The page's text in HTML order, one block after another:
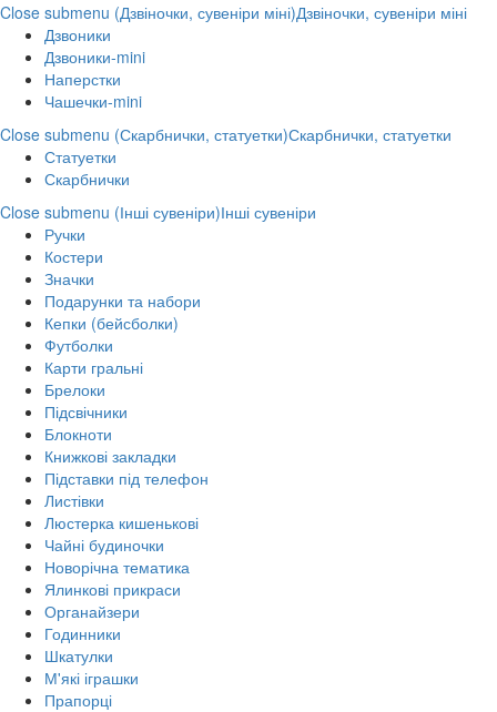
Close submenu (Дзвіночки, сувеніри міні)Дзвіночки, сувеніри міні
Дзвоники
Дзвоники-mini
Наперстки
Чашечки-mini
Close submenu (Скарбнички, статуетки)Скарбнички, статуетки
Статуетки
Скарбнички
Close submenu (Інші сувеніри)Інші сувеніри
Ручки
Костери
Значки
Подарунки та набори
Кепки (бейсболки)
Футболки
Карти гральні
Брелоки
Підсвічники
Блокноти
Книжкові закладки
Підставки під телефон
Листівки
Люстерка кишенькові
Чайні будиночки
Новорічна тематика
Ялинкові прикраси
Органайзери
Годинники
Шкатулки
М'які іграшки
Прапорці